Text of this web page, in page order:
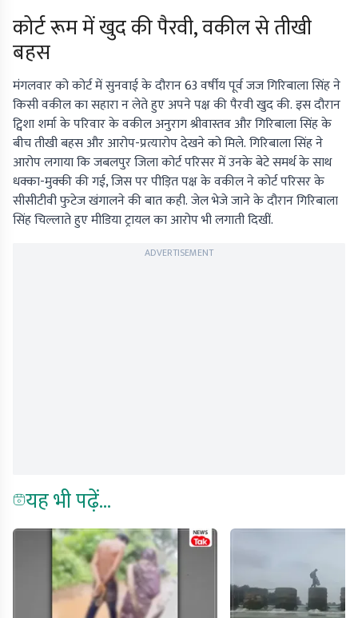
कोर्ट रूम में खुद की पैरवी, वकील से तीखी
बहस
मंगलवार को कोर्ट में सुनवाई के दौरान 63 वर्षीय पूर्व जज गिरिबाला सिंह ने
किसी वकील का सहारा न लेते हुए अपने पक्ष की पैरवी खुद की. इस दौरान
ट्विशा शर्मा के परिवार के वकील अनुराग श्रीवास्तव और गिरिबाला सिंह के
बीच तीखी बहस और आरोप-प्रत्यारोप देखने को मिले. गिरिबाला सिंह ने
आरोप लगाया कि जबलपुर जिला कोर्ट परिसर में उनके बेटे समर्थ के साथ
धक्का-मुक्की की गई, जिस पर पीड़ित पक्ष के वकील ने कोर्ट परिसर के
सीसीटीवी फुटेज खंगालने की बात कही. जेल भेजे जाने के दौरान गिरिबाला
सिंह चिल्लाते हुए मीडिया ट्रायल का आरोप भी लगाती दिखीं.
ADVERTISEMENT
यह भी पढ़ें...